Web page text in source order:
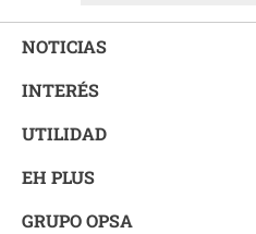
NOTICIAS
INTERÉS
UTILIDAD
EH PLUS
GRUPO OPSA